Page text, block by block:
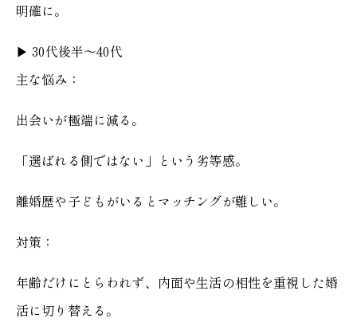
明確に。
▶︎ 30代後半〜40代
主な悩み：
出会いが極端に減る。
「選ばれる側ではない」という劣等感。
離婚歴や子どもがいるとマッチングが難しい。
対策：
年齢だけにとらわれず、内面や生活の相性を重視した婚
活に切り替える。